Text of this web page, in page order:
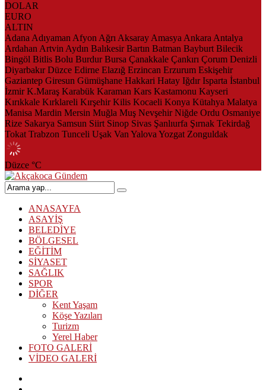
DOLAR
EURO
ALTIN
Adana Adıyaman Afyon Ağrı Aksaray Amasya Ankara Antalya
Ardahan Artvin Aydın Balıkesir Bartın Batman Bayburt Bilecik
Bingöl Bitlis Bolu Burdur Bursa Çanakkale Çankırı Çorum Denizli
Diyarbakır Düzce Edirne Elazığ Erzincan Erzurum Eskişehir
Gaziantep Giresun Gümüşhane Hakkari Hatay Iğdır Isparta İstanbul
İzmir K.Maraş Karabük Karaman Kars Kastamonu Kayseri
Kırıkkale Kırklareli Kırşehir Kilis Kocaeli Konya Kütahya Malatya
Manisa Mardin Mersin Muğla Muş Nevşehir Niğde Ordu Osmaniye
Rize Sakarya Samsun Siirt Sinop Sivas Şanlıurfa Şırnak Tekirdağ
Tokat Trabzon Tunceli Uşak Van Yalova Yozgat Zonguldak
Düzce °C
ANASAYFA
ASAYİŞ
BELEDİYE
BÖLGESEL
EĞİTİM
SİYASET
SAĞLIK
SPOR
DİĞER
Kent Yaşam
Köşe Yazıları
Turizm
Yerel Haber
FOTO GALERİ
VİDEO GALERİ